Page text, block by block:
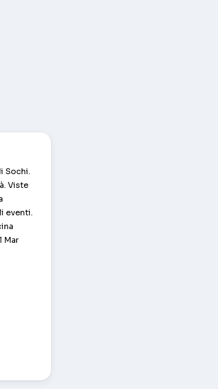
Sochi.
Viste
eventi.
Mar